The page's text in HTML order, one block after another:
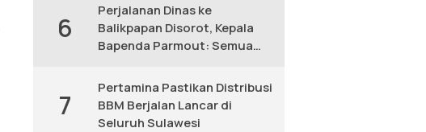
6
Perjalanan Dinas ke
Balikpapan Disorot, Kepala
Bapenda Parmout: Semua
7
Pertamina Pastikan Distribusi
BBM Berjalan Lancar di
Seluruh Sulawesi